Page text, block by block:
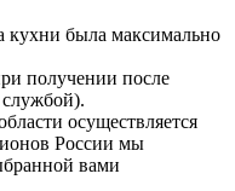
кухни была максимально
получении после
службой).
осуществляется
России мы
вами